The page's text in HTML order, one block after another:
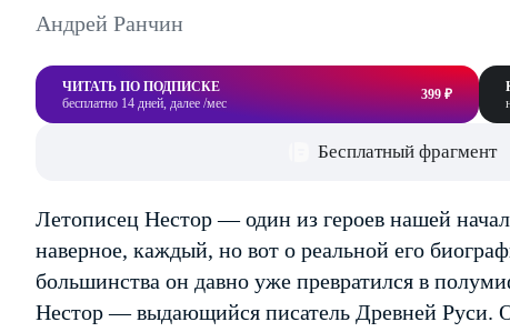
Андрей Ранчин
ЧИТАТЬ ПО ПОДПИСКЕ
бесплатно 14 дней, далее /мес
399 ₽
Бесплатный фрагмент
Летописец Нестор — один из героев нашей
наверное, каждый, но вот о реальной его
большинства он давно уже превратился в
Нестор — выдающийся писатель Древней Руси.